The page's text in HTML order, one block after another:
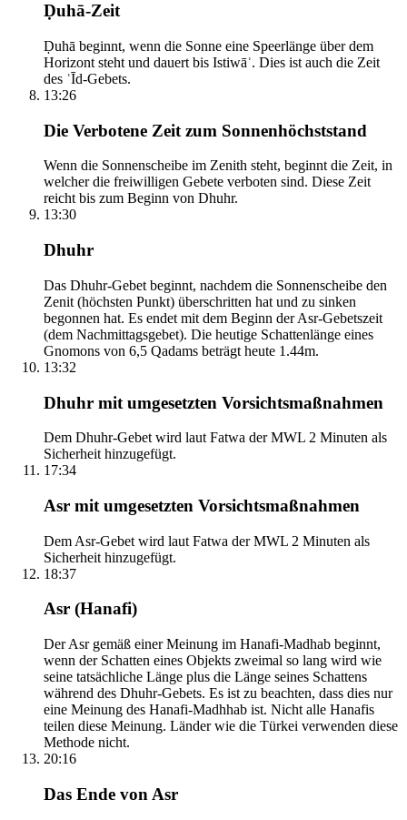
Ḍuhā-Zeit
Ḍuhā beginnt, wenn die Sonne eine Speerlänge über dem
Horizont steht und dauert bis Istiwāʾ. Dies ist auch die Zeit
des ʿĪd-Gebets.
13:26
Die Verbotene Zeit zum Sonnenhöchststand
Wenn die Sonnenscheibe im Zenith steht, beginnt die Zeit, in
welcher die freiwilligen Gebete verboten sind. Diese Zeit
reicht bis zum Beginn von Dhuhr.
13:30
Dhuhr
Das Dhuhr-Gebet beginnt, nachdem die Sonnenscheibe den
Zenit (höchsten Punkt) überschritten hat und zu sinken
begonnen hat. Es endet mit dem Beginn der Asr-Gebetszeit
(dem Nachmittagsgebet). Die heutige Schattenlänge eines
Gnomons von 6,5 Qadams beträgt heute 1.44m.
13:32
Dhuhr mit umgesetzten Vorsichtsmaßnahmen
Dem Dhuhr-Gebet wird laut Fatwa der MWL 2 Minuten als
Sicherheit hinzugefügt.
17:34
Asr mit umgesetzten Vorsichtsmaßnahmen
Dem Asr-Gebet wird laut Fatwa der MWL 2 Minuten als
Sicherheit hinzugefügt.
18:37
Asr (Hanafi)
Der Asr gemäß einer Meinung im Hanafi-Madhab beginnt,
wenn der Schatten eines Objekts zweimal so lang wird wie
seine tatsächliche Länge plus die Länge seines Schattens
während des Dhuhr-Gebets. Es ist zu beachten, dass dies nur
eine Meinung des Hanafi-Madhhab ist. Nicht alle Hanafis
teilen diese Meinung. Länder wie die Türkei verwenden diese
Methode nicht.
20:16
Das Ende von Asr